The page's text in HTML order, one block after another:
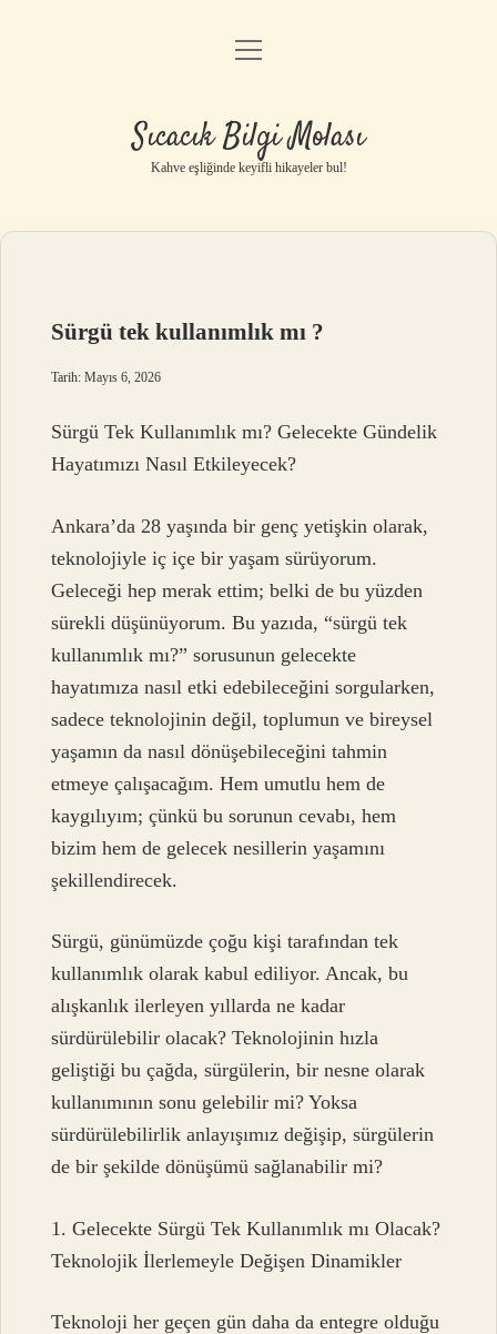
Anasayfa
Yasal Uyarı
menüyü
Sıcacık Bilgi Molası
Kahve eşliğinde keyifli hikayeler bul!
Sürgü tek kullanımlık mı ?
Tarih: Mayıs 6, 2026
Sürgü Tek Kullanımlık mı? Gelecekte Gündelik
Hayatımızı Nasıl Etkileyecek?
Ankara’da 28 yaşında bir genç yetişkin olarak,
teknolojiyle iç içe bir yaşam sürüyorum.
Geleceği hep merak ettim; belki de bu yüzden
sürekli düşünüyorum. Bu yazıda, “sürgü tek
kullanımlık mı?” sorusunun gelecekte
hayatımıza nasıl etki edebileceğini sorgularken,
sadece teknolojinin değil, toplumun ve bireysel
yaşamın da nasıl dönüşebileceğini tahmin
etmeye çalışacağım. Hem umutlu hem de
kaygılıyım; çünkü bu sorunun cevabı, hem
bizim hem de gelecek nesillerin yaşamını
şekillendirecek.
Sürgü, günümüzde çoğu kişi tarafından tek
kullanımlık olarak kabul ediliyor. Ancak, bu
alışkanlık ilerleyen yıllarda ne kadar
sürdürülebilir olacak? Teknolojinin hızla
geliştiği bu çağda, sürgülerin, bir nesne olarak
kullanımının sonu gelebilir mi? Yoksa
sürdürülebilirlik anlayışımız değişip, sürgülerin
de bir şekilde dönüşümü sağlanabilir mi?
1. Gelecekte Sürgü Tek Kullanımlık mı Olacak?
Teknolojik İlerlemeyle Değişen Dinamikler
Teknoloji her geçen gün daha da entegre olduğu